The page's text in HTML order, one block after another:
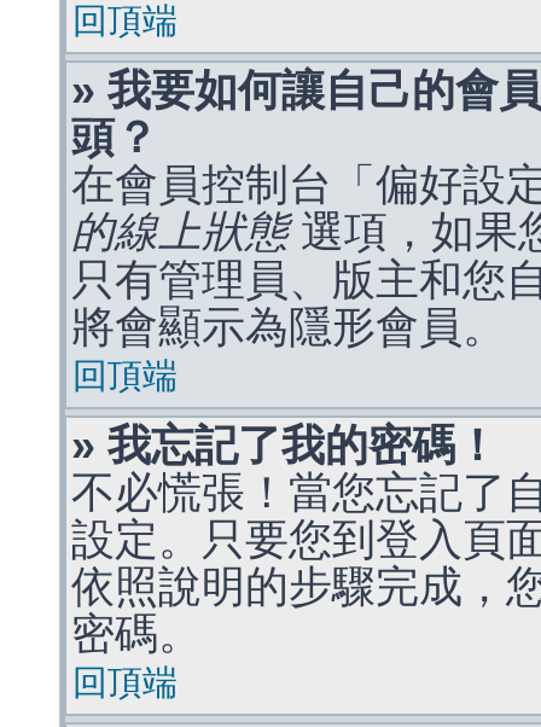
回頂端
» 我要如何讓自己的會
頭？
在會員控制台「偏好設
的線上狀態選項，如果
只有管理員、版主和您
將會顯示為隱形會員。
回頂端
» 我忘記了我的密碼！
不必慌張！當您忘記了
設定。只要您到登入頁
依照說明的步驟完成，
密碼。
回頂端